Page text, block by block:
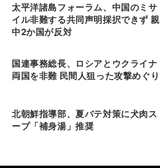
太平洋諸島フォーラム、中国のミサ
イル非難する共同声明採択できず 親
中2か国が反対
国連事務総長、ロシアとウクライナ
両国を非難 民間人狙った攻撃めぐり
北朝鮮指導部、夏バテ対策に犬肉ス
ープ「補身湯」推奨